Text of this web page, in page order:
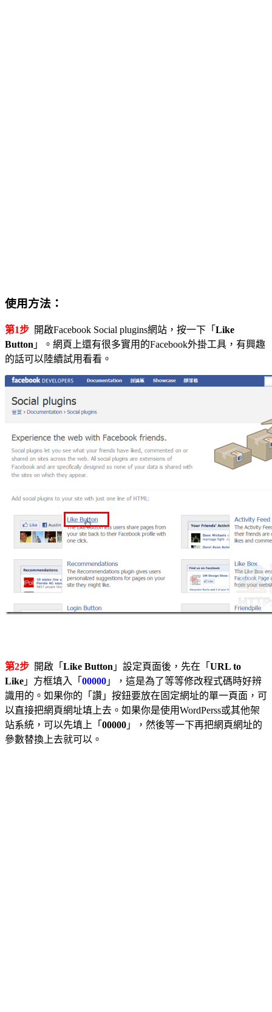
使用方法：
第1步 開啟Facebook Social plugins網站，按一下「 Like
Button 」。網頁上還有很多實用的Facebook外掛工具，有興趣
的話可以陸續試用看看。
第2步 開啟「 Like Button 」設定頁面後，先在「 URL to
Like 」方框填入「 00000 」，這是為了等等修改程式碼時好辨
識用的。如果你的「讚」按鈕要放在固定網址的單一頁面，可
以直接把網頁網址填上去。如果你是使用WordPerss或其他架
站系統，可以先填上「 00000 」，然後等一下再把網頁網址的
參數替換上去就可以。